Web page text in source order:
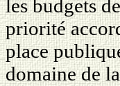
les budgets
priorité
place
domaine de